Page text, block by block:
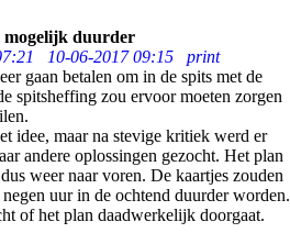
mogelijk duurder
10-06-2017 09:15
print
gaan betalen om in de spits met de
spitsheffing zou ervoor moeten zorgen
idee, maar na stevige kritiek werd er
andere oplossingen gezocht. Het plan
weer naar voren. De kaartjes zouden
uur in de ochtend duurder worden.
of het plan daadwerkelijk doorgaat.